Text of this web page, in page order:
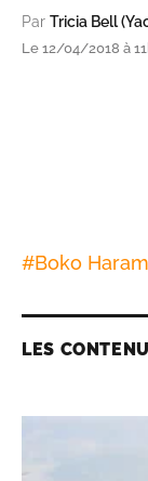
Par Tricia Bell
Le 12/04/2018 à
#Boko Haram
LES